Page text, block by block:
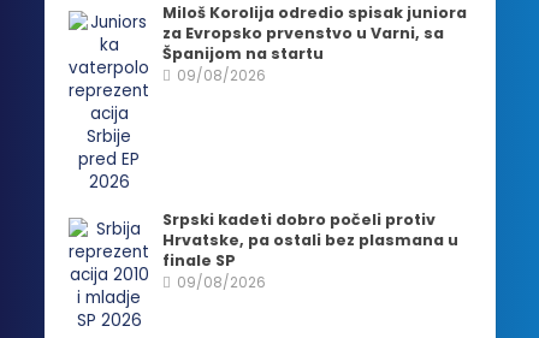
Miloš Korolija odredio spisak juniora
za Evropsko prvenstvo u Varni, sa
Španijom na startu
09/08/2026
Srpski kadeti dobro počeli protiv
Hrvatske, pa ostali bez plasmana u
finale SP
09/08/2026